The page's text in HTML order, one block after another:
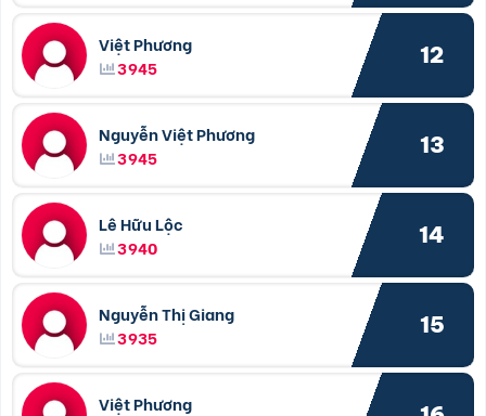
Việt Phương
3945
12
Nguyễn Việt Phương
3945
13
Lê Hữu Lộc
3940
14
Nguyễn Thị Giang
3935
15
Việt Phương